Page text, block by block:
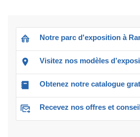
Notre parc d'exposition à
Visitez nos modèles
Obtenez notre catalogue
Recevez nos offres et